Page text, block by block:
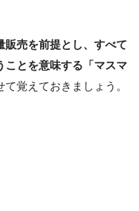
販売を前提とし、すべて
ことを意味する「マスマ
覚えておきましょう。